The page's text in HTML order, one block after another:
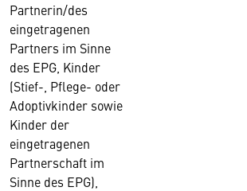
Partnerin/des
eingetragenen
Partners im Sinne
des EPG, Kinder
(Stief-, Pflege- oder
Adoptivkinder sowie
Kinder der
eingetragenen
Partnerschaft im
Sinne des EPG),